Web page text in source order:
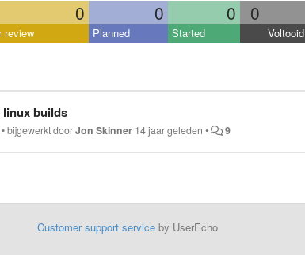
0 0 0 0
review Planned Started Voltooid
linux builds
•bijgewerkt doorJon Skinner 14 jaar geleden • 9
Customer support serviceby UserEcho